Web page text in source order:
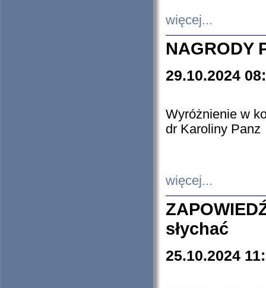
więcej...
NAGRODY
29.10.2024
Wyróżnienie w
dr Karoliny Panz
więcej...
słychać
25.10.2024